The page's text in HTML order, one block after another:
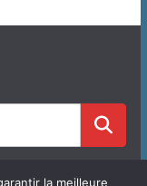
la meilleure